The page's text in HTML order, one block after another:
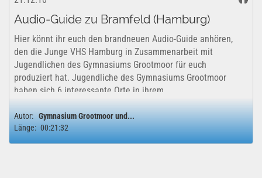
Audio-Guide zu Bramfeld (Hamburg)
Hier könnt ihr euch den brandneuen Audio-Guide anhören,
den die Junge VHS Hamburg in Zusammenarbeit mit
Jugendlichen des Gymnasiums Grootmoor für euch
produziert hat. Jugendliche des Gymnasiums Grootmoor
haben sich 6 interessante Orte in ihrem...
Autor: Gymnasium Grootmoor und...
Länge: 00:21:32